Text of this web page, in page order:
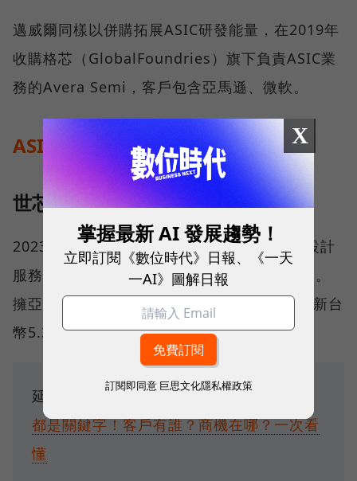
邁威爾同樣以併購拓展ASIC研發能量，在2019年
收購格芯（GlobalFoundries）旗下負責ASIC業
務的Avera Semi，客戶包含亞馬遜、微軟。
ASIC概念股有哪些？
世芯-KY
2023年曾登上股王的世芯，為國內指標性IC設計
服務業者，創辦人出身自矽谷IC設計服務公司。
擁亞馬遜ASIC訂單，今年5月，亞馬遜更斥資新台
幣5.35億元參與其私募。
延伸閱讀：世芯-KY解密：貝佐斯、台積電
都是關鍵字！客戶有誰？商機在哪？一次看
懂
X
掌握最新 AI 發展趨勢！
立即訂閱《數位時代》日報、《一天
一AI》圖解日報
訂閱即同意 巨思文化隱私權政策